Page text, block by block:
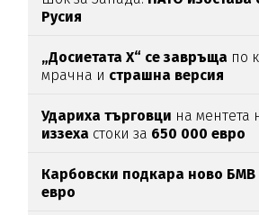
Русия
„Досиетата Х“ се завръща по
мрачна и страшна версия
Удариха търговци на ментета
иззеха стоки за 650 000 евро
Карбовски подкара ново БМВ
евро